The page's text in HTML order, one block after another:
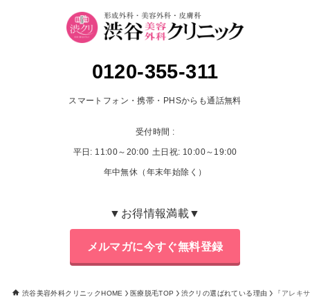
0120-355-311
スマートフォン・携帯・PHSからも通話無料
受付時間 :
平日: 11:00～20:00 土日祝: 10:00～19:00
年中無休（年末年始除く）
▼お得情報満載▼
メルマガに今すぐ無料登録
渋谷美容外科クリニックHOME 医療脱毛TOP 渋クリの選ばれている理由 『アレキ